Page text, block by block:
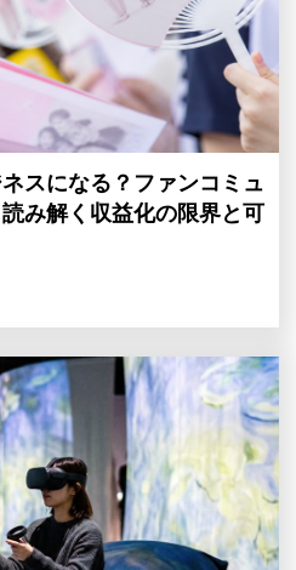
スになる？ファンコミュ
み解く収益化の限界と可